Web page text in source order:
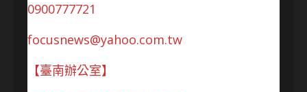
0900777721
focusnews@yahoo.com.tw
【臺南辦公室】